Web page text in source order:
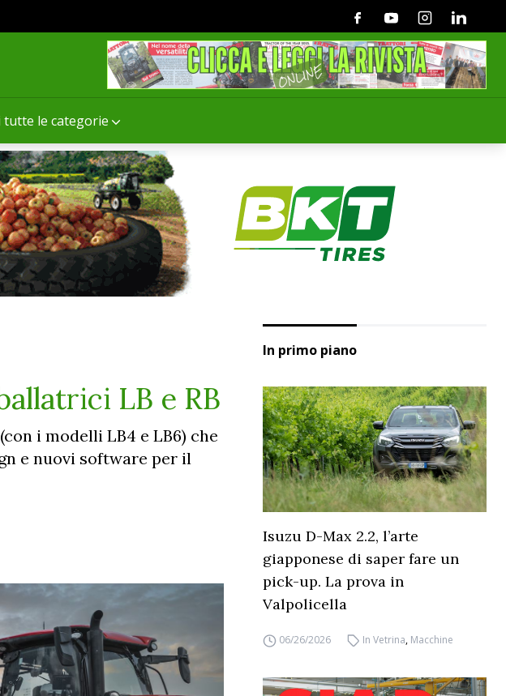
tutte le categorie
FacebookYoutubeInstagramLinkedin
LB e RB
i modelli LB4 e LB6) che
e nuovi software per il
In primo piano
Isuzu D-Max 2.2, l’arte
giapponese di saper fare un
pick-up. La prova in
Valpolicella
06/26/2026 In Vetrina, Macchine